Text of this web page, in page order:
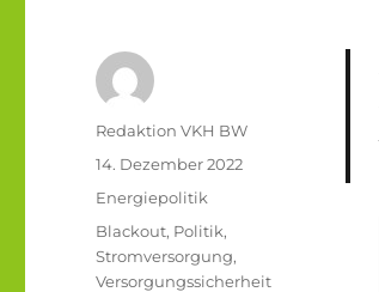
Autor
Redaktion VKH BW
Veröffentlicht
14. Dezember 2022
Kategorien
Energiepolitik
Schlagwörter
Blackout, Politik,
Stromversorgung,
Versorgungssicherheit